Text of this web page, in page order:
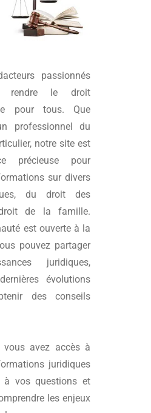
passionnés
rendre le droit
pour tous. Que
professionnel du
notre site est
précieuse pour
sur divers
du droit des
de la famille.
est ouverte à la
pouvez partager
juridiques,
évolutions
des conseils
vous avez accès à
juridiques
à vos questions et
les enjeux